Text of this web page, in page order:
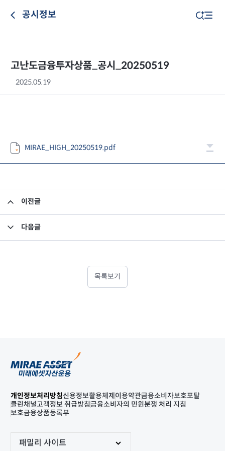
공시정보
고난도금융투자상품_공시_20250519
2025.05.19
MIRAE_HIGH_20250519.pdf
이전글
다음글
목록보기
개인정보처리방침신용정보활용체제 이용약관금융소비자보호포탈
클린채널고객정보 취급방침금융소비자의 민원분쟁 처리 지침
보호금융상품등록부
패밀리 사이트